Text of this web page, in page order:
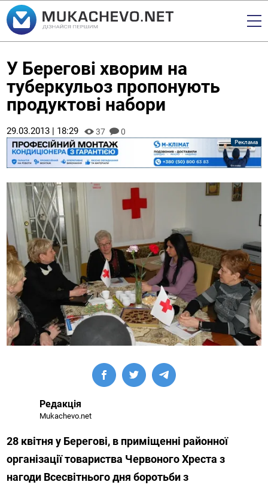
У Берегові хворим на
туберкульоз пропонують
продуктові набори
29.03.2013 | 18:29 37 0
Редакція
Mukachevo.net
28 квітня у Берегові, в приміщенні районної
організації товариства Червоного Хреста з
нагоди Всесвітнього дня боротьби з